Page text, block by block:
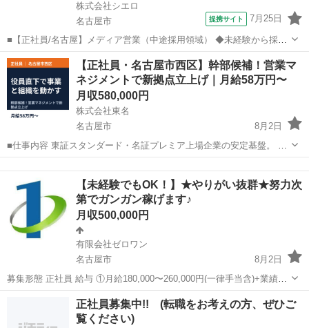
株式会社シエロ
名古屋市
提携サイト 7月25日
■【正社員/名古屋】メディア営業（中途採用領域） ◆未経験から採用
のプロへ！ 多数の商材からクライアントに最適な提案が可能◎ 求人広
告やスカウト媒体を用いて、業界問わず様々なクライアントの採用支
援を行います。 代理店として取...
愛知 名古屋市 代理店営業
【正社員・名古屋市西区】幹部候補！営業マ
ネジメントで新拠点立上げ｜月給58万円〜
月収580,000円
株式会社東名
名古屋市
8月2日
■仕事内容 東証スタンダード・名証プレミア上場企業の安定基盤。 役
員直下で、事業も組織も動かす中核人材へ。 21名→50名への組織拡
大。新拠点の立上げ。 役員直下で事業と組織を牽引しながら 新事業・
新組織の立上...
【未経験でもOK！】★やりがい抜群★努力次
第でガンガン稼げます♪
月収500,000円
有限会社ゼロワン
名古屋市
8月2日
募集形態 正社員 給与 ①月給180,000〜260,000円(一律手当含)+業績給
月給50万以上可能（面接にてご説明します） ②月給180,000〜350,000
円(一律手当含)第二種電気工事士資格者優遇...
名古屋市 営業
正社員募集中!! (転職をお考えの方、ぜひご
覧ください)